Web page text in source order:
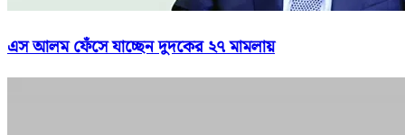
এস আলম ফেঁসে যাচ্ছেন দুদকের ২৭ মামলায়